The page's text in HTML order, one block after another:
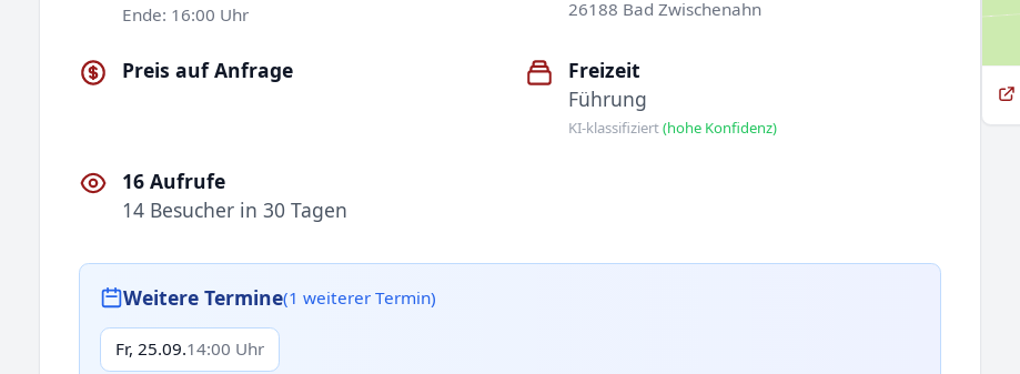
Ende: 16:00 Uhr
26188 Bad Zwischenahn
Preis auf Anfrage
Freizeit
Führung
KI-klassifiziert(hohe Konfidenz)
16 Aufrufe
14 Besucher in 30 Tagen
Weitere Termine(1 weiterer Termin)
Fr, 25.09.14:00 Uhr